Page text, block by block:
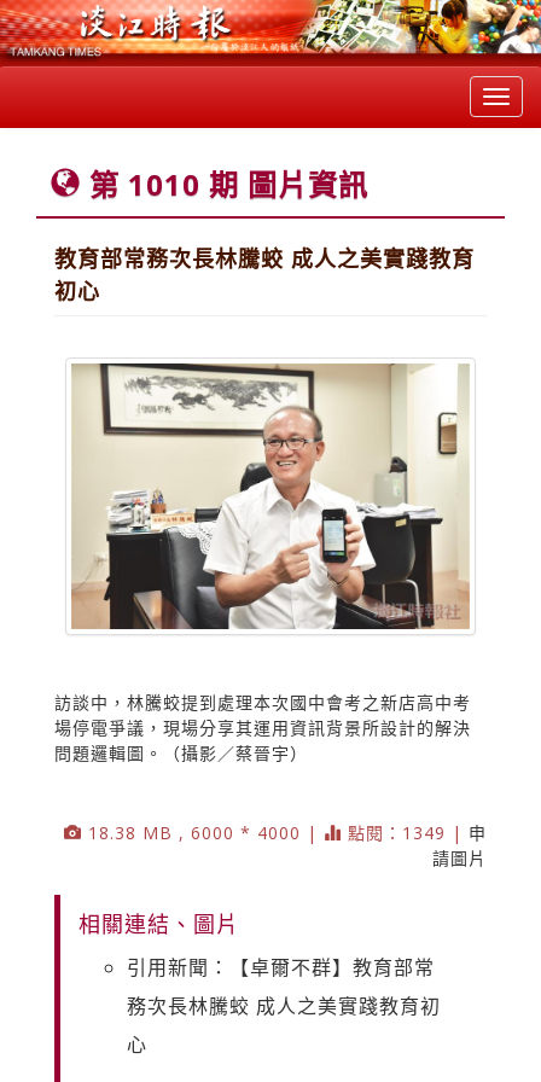
第 1010 期 圖片資訊
教育部常務次長林騰蛟 成人之美實踐教育
初心
訪談中，林騰蛟提到處理本次國中會考之新店高中考
場停電爭議，現場分享其運用資訊背景所設計的解決
問題邏輯圖。（攝影／蔡晉宇）
18.38 MB , 6000 * 4000 | 點閱：1349 | 申
請圖片
相關連結、圖片
引用新聞：【卓爾不群】教育部常
務次長林騰蛟 成人之美實踐教育初
心